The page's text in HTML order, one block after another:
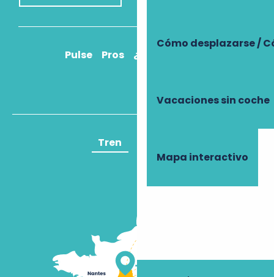
Cómo desplazarse /
Vacaciones sin coche
Mapa interactivo
Pulse Pros ¿Cómo llegar?
Tren